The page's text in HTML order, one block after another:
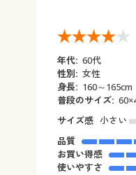
年代: 60代
性別: 女性
身長: 160～165cm
普段のサイズ:
サイズ感 小さい
品質
お買い得感
使いやすさ